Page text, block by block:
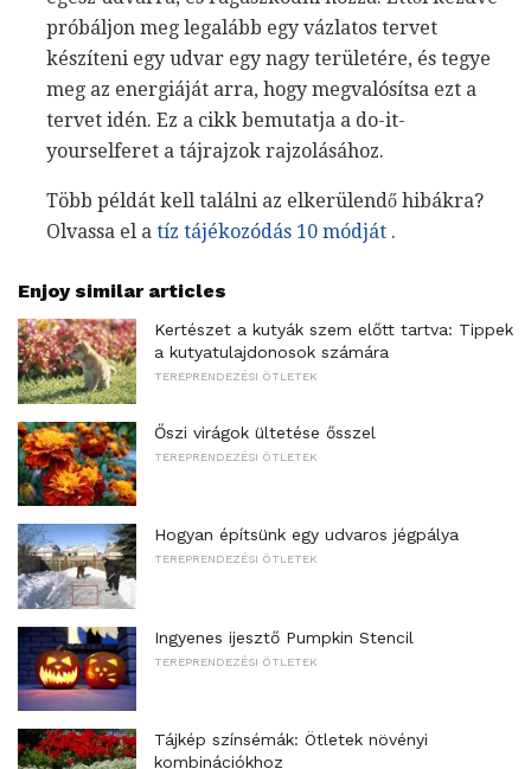
próbáljon meg legalább egy vázlatos tervet
készíteni egy udvar egy nagy területére, és tegye
meg az energiáját arra, hogy megvalósítsa ezt a
tervet idén. Ez a cikk bemutatja a do-it-
yourselferet a tájrajzok rajzolásához.
Több példát kell találni az elkerülendő hibákra?
Olvassa el a tíz tájékozódás 10 módját .
Enjoy similar articles
Kertészet a kutyák szem előtt tartva: Tippek
a kutyatulajdonosok számára
TEREPRENDEZÉSI ÖTLETEK
Őszi virágok ültetése ősszel
TEREPRENDEZÉSI ÖTLETEK
Hogyan építsünk egy udvaros jégpálya
TEREPRENDEZÉSI ÖTLETEK
Ingyenes ijesztő Pumpkin Stencil
TEREPRENDEZÉSI ÖTLETEK
Tájkép színsémák: Ötletek növényi
kombinációkhoz